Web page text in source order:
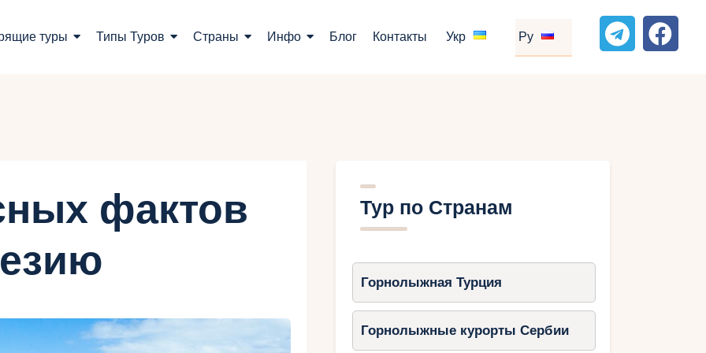
туры Типы Туров Страны Инфо Блог Контакты Укр Ру
фактов
Тур по Странам
Горнолыжная Турция
Горнолыжные курорты Сербии